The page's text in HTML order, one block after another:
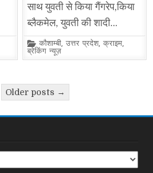
साथ युवती से किया गैंगरेप,किया
ब्लैकमेल, युवती की शादी…
Posted
in
कौशाम्बी,उत्तर प्रदेश,क्राइम,
ब्रेकिंग न्यूज़
Older posts →